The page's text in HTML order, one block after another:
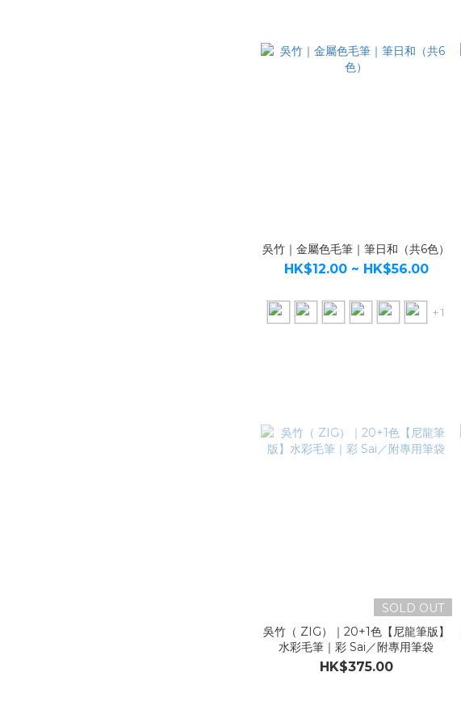
吳竹｜金屬色毛筆｜筆日和（共6色）
HK$12.00 ~ HK$56.00
+ 1
SOLD OUT
吳竹（ ZIG）｜20+1色【尼龍筆版】
水彩毛筆｜彩 Sai／附專用筆袋
HK$375.00